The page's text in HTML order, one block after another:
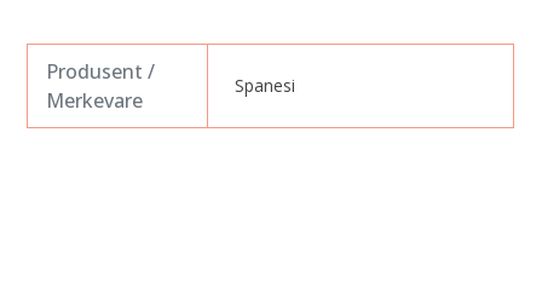
Produsent /
Merkevare
Spanesi